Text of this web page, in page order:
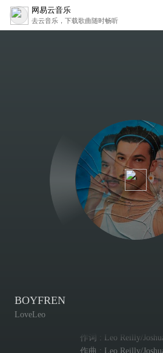
网易云音乐
去云音乐，下载歌曲随时畅听
BOYFREN
LoveLeo
作词 : Leo Reilly/
作曲 : Leo Reilly/